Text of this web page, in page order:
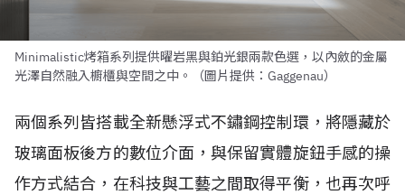
Minimalistic烤箱系列提供曜岩黑與鉑光銀兩款色選，以內斂的金屬
光澤自然融入櫥櫃與空間之中。（圖片提供：Gaggenau）
兩個系列皆搭載全新懸浮式不鏽鋼控制環，將隱藏於
玻璃面板後方的數位介面，與保留實體旋鈕手感的操
作方式結合，在科技與工藝之間取得平衡，也再次呼